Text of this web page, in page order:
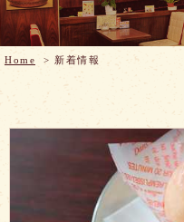
Home > 新着情報